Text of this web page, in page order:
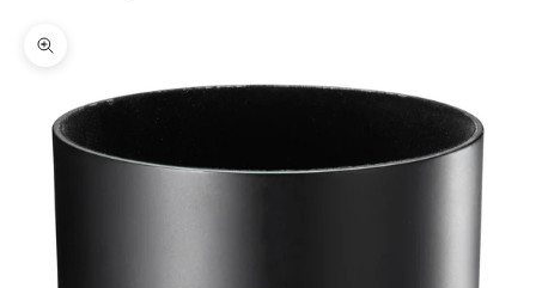
Bild vergrößern